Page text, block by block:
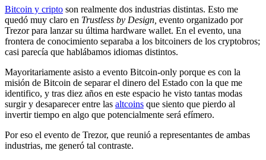
Bitcoin y cripto son realmente dos industrias distintas. Esto me
quedó muy claro en Trustless by Design, evento organizado por
Trezor para lanzar su última hardware wallet. En el evento, una
frontera de conocimiento separaba a los bitcoiners de los cryptobros;
casi parecía que hablábamos idiomas distintos.
Mayoritariamente asisto a evento Bitcoin-only porque es con la
misión de Bitcoin de separar el dinero del Estado con la que me
identifico, y tras diez años en este espacio he visto tantas modas
surgir y desaparecer entre las altcoins que siento que pierdo al
invertir tiempo en algo que potencialmente será efímero.
Por eso el evento de Trezor, que reunió a representantes de ambas
industrias, me generó tal contraste.